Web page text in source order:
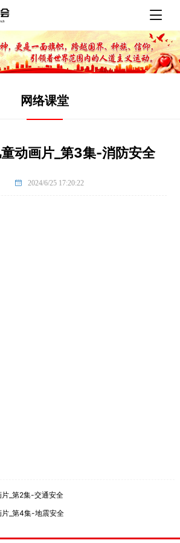
网络课堂
动画片_第3集-消防安全
 2024/6/25 17:20:22
_第2集-交通安全
_第4集-地震安全